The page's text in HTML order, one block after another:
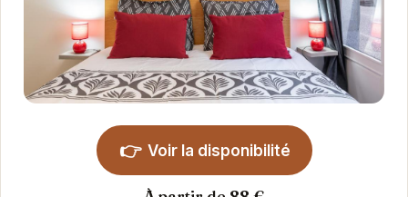
👉 Voir la disponibilité